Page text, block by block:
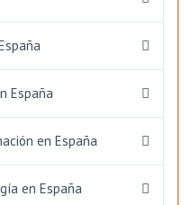
España
en España
en España